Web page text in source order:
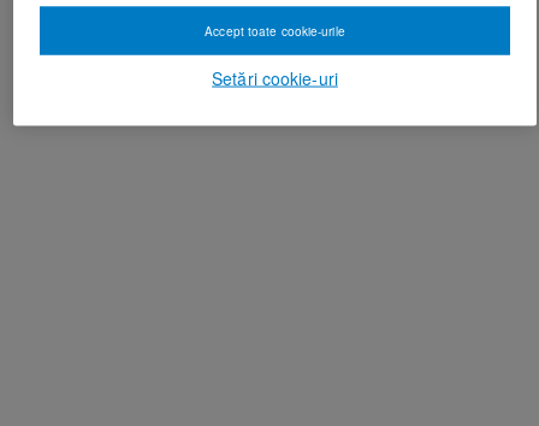
Setări cookie-uri
Accept toate cookie-urile